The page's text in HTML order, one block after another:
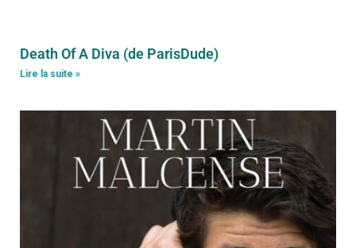
Death Of A Diva (de ParisDude)
Lire la suite »